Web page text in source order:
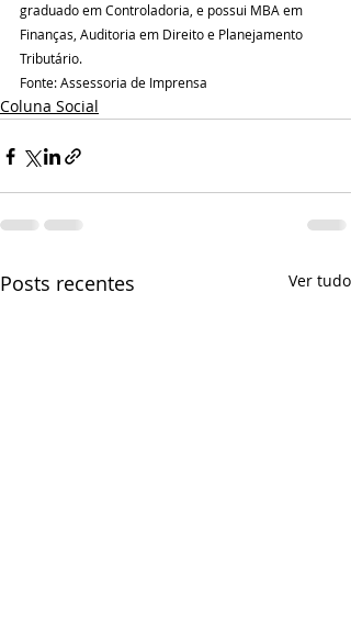
graduado em Controladoria, e possui MBA em
Finanças, Auditoria em Direito e Planejamento
Tributário.
Fonte: Assessoria de Imprensa
Coluna Social
Posts recentes Ver tudo